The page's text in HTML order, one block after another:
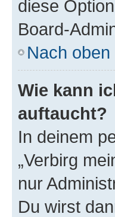
diese
Board-
Nach oben
Wie kann
auftaucht?
In deinem
„Verbirg
nur
Du wirst